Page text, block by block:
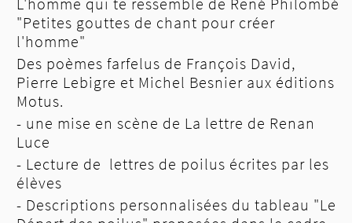
"Petites gouttes de chant pour créer
l'homme"
Des poèmes farfelus de François David,
Pierre Lebigre et Michel Besnier aux éditions
Motus.
- une mise en scène de La lettre de Renan
Luce
- Lecture de lettres de poilus écrites par les
élèves
- Descriptions personnalisées du tableau "Le